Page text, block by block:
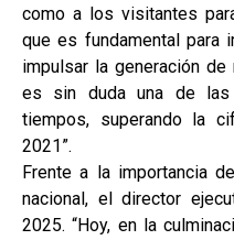
como a los visitantes
que es fundamental para
impulsar la generación
es sin duda una de
tiempos, superando la
2021”.
Frente a la importancia
nacional, el director
2025. “Hoy, en la